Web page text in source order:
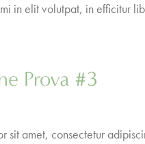
in elit volutpat, in efficitur
Prova #3
sit amet, consectetur